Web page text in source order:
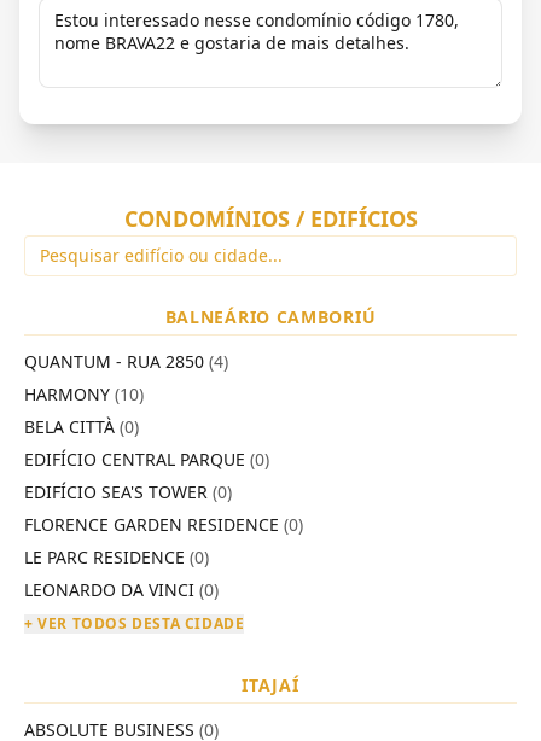
CONDOMÍNIOS / EDIFÍCIOS
BALNEÁRIO CAMBORIÚ
QUANTUM - RUA 2850 (4)
HARMONY (10)
BELA CITTÀ (0)
EDIFÍCIO CENTRAL PARQUE (0)
EDIFÍCIO SEA'S TOWER (0)
FLORENCE GARDEN RESIDENCE (0)
LE PARC RESIDENCE (0)
LEONARDO DA VINCI (0)
+ VER TODOS DESTA CIDADE
ITAJAÍ
ABSOLUTE BUSINESS (0)